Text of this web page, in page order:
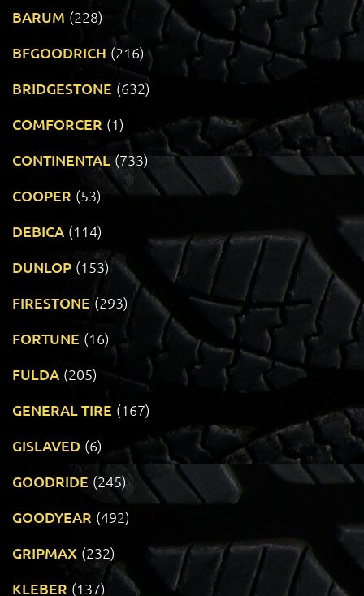
BARUM (228)
BFGOODRICH (216)
BRIDGESTONE (632)
COMFORCER (1)
CONTINENTAL (733)
COOPER (53)
DEBICA (114)
DUNLOP (153)
FIRESTONE (293)
FORTUNE (16)
FULDA (205)
GENERAL TIRE (167)
GISLAVED (6)
GOODRIDE (245)
GOODYEAR (492)
GRIPMAX (232)
KLEBER (137)